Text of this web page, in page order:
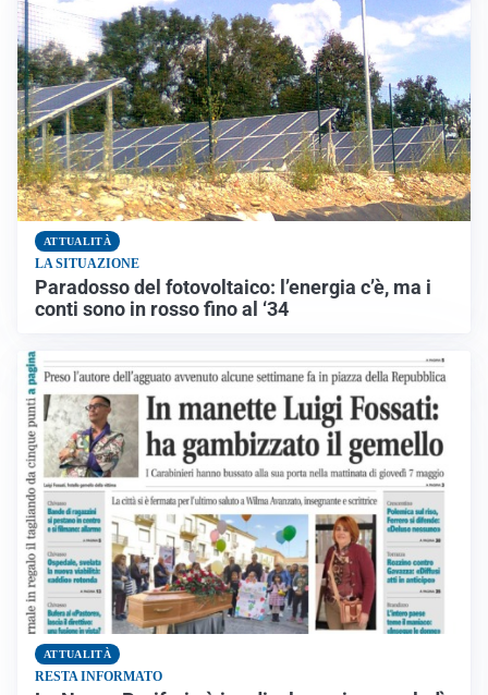
ATTUALITÀ
LA SITUAZIONE
Paradosso del fotovoltaico: l’energia c’è, ma i
conti sono in rosso fino al ‘34
ATTUALITÀ
RESTA INFORMATO